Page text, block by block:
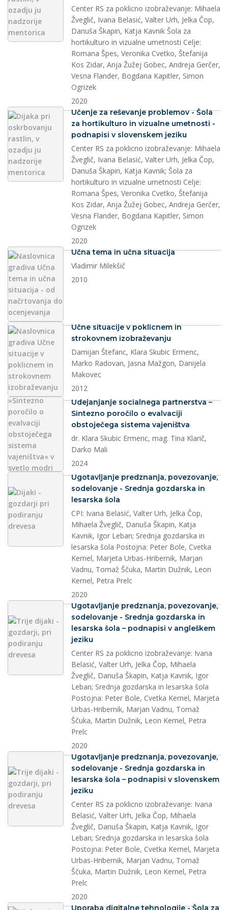
Center RS za poklicno izobraževanje: Mihaela
Žveglič, Ivana Belasić, Valter Urh, Jelka Čop,
Danuša Škapin, Katja Kavnik Šola za
hortikulturo in vizualne umetnosti Celje:
Romana Špes, Veronika Cvetko, Štefanija
Kos Zidar, Anja Žužej Gobec, Andreja Gerčer,
Vesna Flander, Bogdana Kapitler, Simon
Ogrizek
2020
splet
Učenje za reševanje problemov - Šola
za hortikulturo in vizualne umetnosti -
podnapisi v slovenskem jeziku
Center RS za poklicno izobraževanje: Mihaela
Žveglič, Ivana Belasić, Valter Urh, Jelka Čop,
Danuša Škapin, Katja Kavnik; Šola za
hortikulturo in vizualne umetnosti Celje:
Romana Špes, Veronika Cvetko, Štefanija
Kos Zidar, Anja Žužej Gobec, Andreja Gerčer,
Vesna Flander, Bogdana Kapitler, Simon
Ogrizek
2020
dokument
Učna tema in učna situacija
Vladimir Milekšič
2010
dokument
Učne situacije v poklicnem in
strokovnem izobraževanju
Damijan Štefanc, Klara Skubic Ermenc,
Marko Radovan, Jasna Mažgon, Danijela
Makovec
2012
dokument
Udejanjanje socialnega partnerstva –
Sintezno poročilo o evalvaciji
obstoječega sistema vajeništva
dr. Klara Skubic Ermenc, mag. Tina Klarič,
Darko Mali
2024
splet
Ugotavljanje predznanja, povezovanje,
sodelovanje - Srednja gozdarska in
lesarska šola
CPI: Ivana Belasić, Valter Urh, Jelka Čop,
Mihaela Žveglič, Danuša Škapin, Katja
Kavnik, Igor Leban; Srednja gozdarska in
lesarska šola Postojna: Peter Bole, Cvetka
Kernel, Marjeta Urbas-Hribernik, Marjan
Vadnu, Tomaž Ščuka, Martin Dužnik, Leon
Kernel, Petra Prelc
2020
splet
Ugotavljanje predznanja, povezovanje,
sodelovanje - Srednja gozdarska in
lesarska šola – podnapisi v angleškem
jeziku
Center RS za poklicno izobraževanje: Ivana
Belasić, Valter Urh, Jelka Čop, Mihaela
Žveglič, Danuša Škapin, Katja Kavnik, Igor
Leban; Srednja gozdarska in lesarska šola
Postojna: Peter Bole, Cvetka Kernel, Marjeta
Urbas-Hribernik, Marjan Vadnu, Tomaž
Ščuka, Martin Dužnik, Leon Kernel, Petra
Prelc
2020
splet
Ugotavljanje predznanja, povezovanje,
sodelovanje - Srednja gozdarska in
lesarska šola – podnapisi v slovenskem
jeziku
Center RS za poklicno izobraževanje: Ivana
Belasić, Valter Urh, Jelka Čop, Mihaela
Žveglič, Danuša Škapin, Katja Kavnik, Igor
Leban; Srednja gozdarska in lesarska šola
Postojna: Peter Bole, Cvetka Kernel, Marjeta
Urbas-Hribernik, Marjan Vadnu, Tomaž
Ščuka, Martin Dužnik, Leon Kernel, Petra
Prelc
2020
splet
Uporaba digitalne tehnologije - Šola za